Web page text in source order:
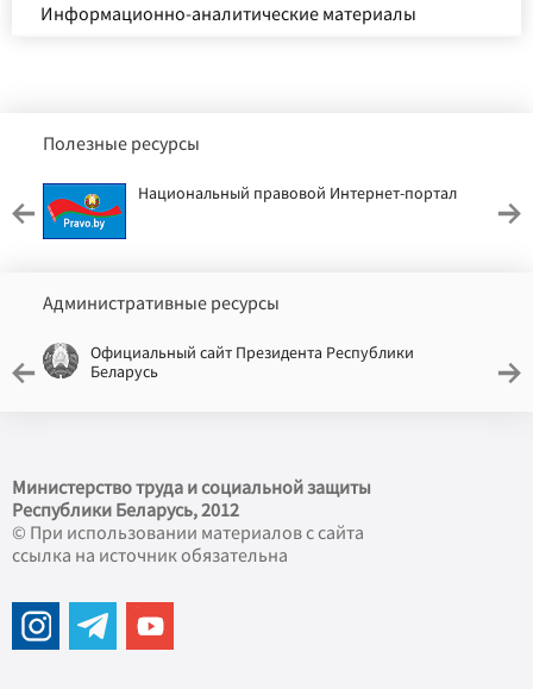
Информационно-аналитические материалы
Полезные ресурсы
Национальный правовой Интернет-портал
Административные ресурсы
Официальный сайт Президента Республики
Беларусь
Министерство труда и социальной защиты
Республики Беларусь, 2012
© При использовании материалов с сайта
ссылка на источник обязательна